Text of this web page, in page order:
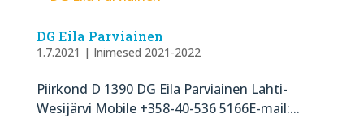
DG Eila Parviainen
1.7.2021 | Inimesed 2021-2022
Piirkond D 1390 DG Eila Parviainen​ Lahti-
Wesijärvi Mobile +358-40-536 5166E-mail:...